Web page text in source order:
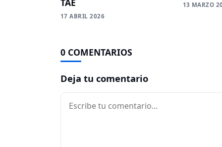
TAE
17 ABRIL 2026
13 MARZO
0 COMENTARIOS
Deja tu comentario
Comentario